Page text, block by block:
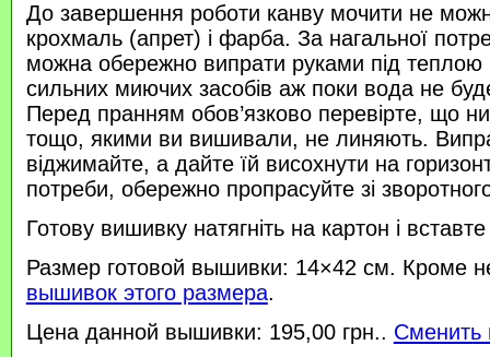
До завершення роботи канву мочити не
крохмаль (апрет) і фарба. За нагальної
можна обережно випрати руками під
сильних миючих засобів аж поки вода не
Перед пранням обов’язково перевірте, що
тощо, якими ви вишивали, не линяють.
віджимайте, а дайте їй висохнути на
потреби, обережно пропрасуйте зі
Готову вишивку натягніть на картон і
Размер готовой вышивки: 14×42 см. Кроме
вышивок этого размера.
Цена данной вышивки: 195,00 грн.. Сменить